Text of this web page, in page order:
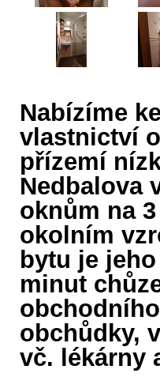
Nabízíme
vlastnictví
přízemí
Nedbalova
oknům na
okolním
bytu je
minut
obchůdky,
vč. lékárny